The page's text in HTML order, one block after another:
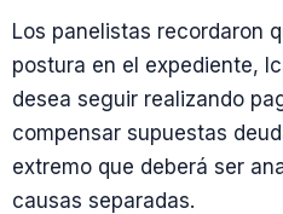
Los panelistas recordaron
postura en el expediente,
desea seguir realizando
compensar supuestas
extremo que deberá ser
causas separadas.